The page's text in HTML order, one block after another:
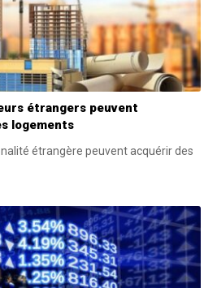
étrangers peuvent
logements
étrangère peuvent acquérir des